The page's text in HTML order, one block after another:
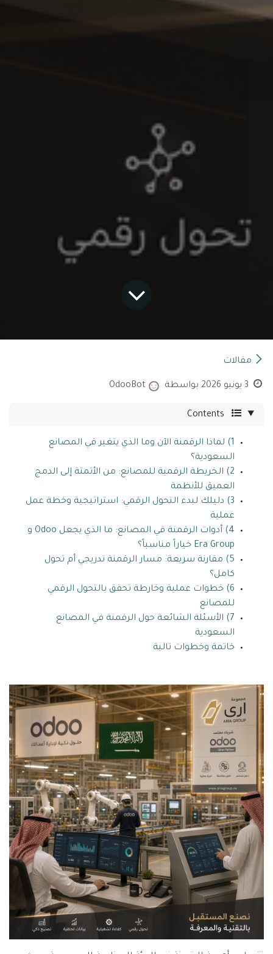
مقالات
3 يونيو 2026 بواسطة OdooBot
Contents
1) لماذا الرقمنة الآن وما الذي يتغير في المصانع
السعودية؟
2) الخريطة الرقمية للمصانع: من الأتمتة إلى الدمج
العميق للأنظمة
3) دليلك لبدء التحول الرقمي: استراتيجية وخطة عمل
عملية
4) أدوات الرقمنة في المصانع: ما الذي يجعل Odoo و
Era Group خياراً مناسباً؟
5) مقارنة سريعة: مسار الرقمنة تدريجي أم تحول
كامل؟
6) خطوات عملية وخارطة تحقق بالتحول الرقمي
للمصانع
7) الأسئلة الشائعة حول الرقمنة في المصانع
السعودية
خاتمة وخطوات تالية